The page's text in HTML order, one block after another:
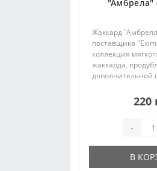
"Амбрела"
Жаккард
поставщика
коллекция
жаккарда,
дополнительной
прочности и
использовать220
-
В